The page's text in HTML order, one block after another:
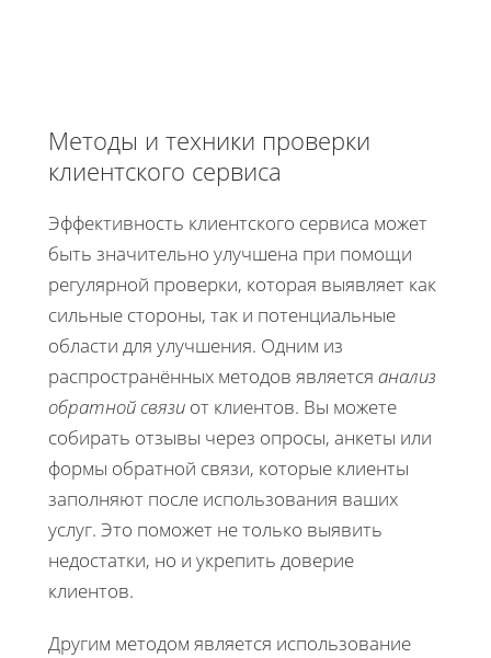
Методы и техники проверки
клиентского сервиса
Эффективность клиентского сервиса может
быть значительно улучшена при помощи
регулярной проверки, которая выявляет как
сильные стороны, так и потенциальные
области для улучшения. Одним из
распространённых методов является анализ
обратной связи от клиентов. Вы можете
собирать отзывы через опросы, анкеты или
формы обратной связи, которые клиенты
заполняют после использования ваших
услуг. Это поможет не только выявить
недостатки, но и укрепить доверие
клиентов.
Другим методом является использование